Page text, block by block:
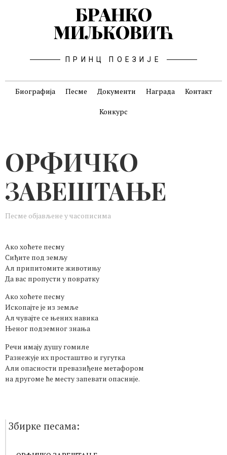
БРАНКО
МИЉКОВИЋ
ПРИНЦ ПОЕЗИЈЕ
Биографија Песме Документи Награда Контакт
Конкурс
ОРФИЧКО
ЗАВЕШТАЊЕ
Песме објављене у часописима
Ако хоћете песму
Сиђите под земљу
Ал припитомите животињу
Да вас пропусти у повратку
Ако хоћете песму
Ископајте је из земље
Ал чувајте се њених навика
Њеног подземног знања
Речи имају душу гомиле
Разнежује их просташтво и гугутка
Али опасности превазиђене метафором
на другоме ће месту запевати опасније.
Збирке песама: